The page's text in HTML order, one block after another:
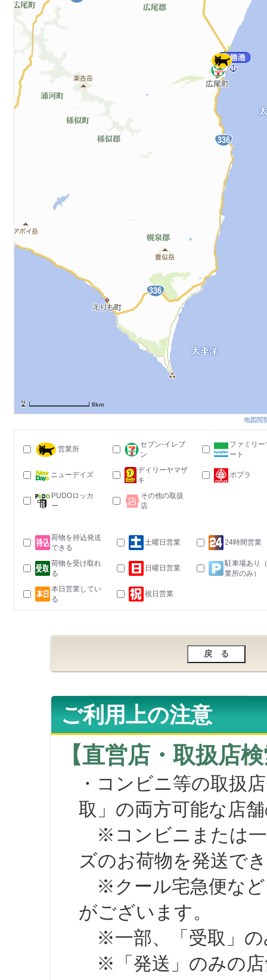
8km
地図閲
営業所
セブン-イレブ
ン
ファミリー
ート
ニューデイズ
デイリーヤマザ
キ
ポプラ
PUDOロッカ
ー
その他の取扱
店
荷物を持込発送
できる
土曜日営業 24時間営業
荷物を受け取れ
る
日曜日営業
駐車場あり
業所のみ）
本日営業してい
る
祝日営業
ご利用上の注意
【直営店・取扱店
・コンビニ等の取扱
取」の両方可能な店
※コンビニまたは一
ズのお荷物を発送で
※クール宅急便など
がございます。
※一部、「受取」の
※「発送」のみの店